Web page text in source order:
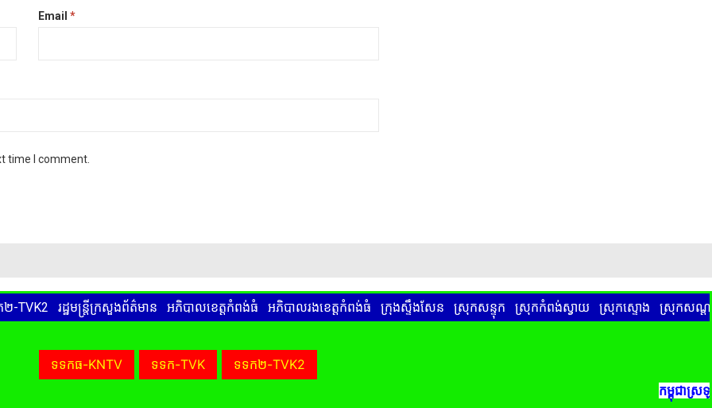
Email *
time I comment.
២-TVK2 រដ្ឋមន្ត្រីក្រសួងព័ត៌មាន អភិបាលខេត្តកំពង់ធំ អភិបាលរងខេត្តកំពង់ធំ ក្រុងស្ទឹងសែន ស្រុកសន្ទុក ស្រុកកំពង់ស្វាយ ស្រុកស្ទោង ស្រុកសណ្ត
ទទកធ-KNTV ទទក-TVK
ទទក២-TVK2
កម្ពុជាស្រឡាញ់សន្